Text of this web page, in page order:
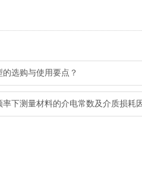
选购与使用要点？
率下测量材料的介电常数及介质损耗